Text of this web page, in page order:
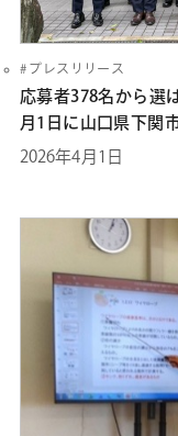
プレスリリース
応募者378名から選
月1日に山口県下関
2026年4月1日